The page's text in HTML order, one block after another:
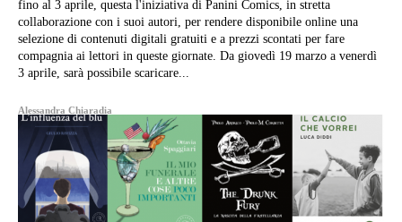
fino al 3 aprile, questa l'iniziativa di Panini Comics, in stretta
collaborazione con i suoi autori, per rendere disponibile online una
selezione di contenuti digitali gratuiti e a prezzi scontati per fare
compagnia ai lettori in queste giornate. Da giovedì 19 marzo a venerdì
3 aprile, sarà possibile scaricare...
Alessandra Chiaradia